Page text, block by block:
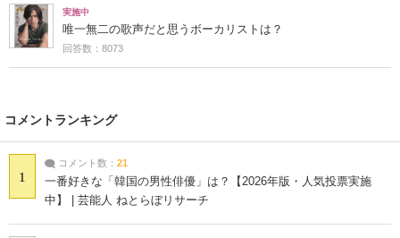
実施中
唯一無二の歌声だと思うボーカリストは？
回答数：8073
コメントランキング
1
コメント数： 21
一番好きな「韓国の男性俳優」は？【2026年版・人気投票実施
中】 | 芸能人 ねとらぼリサーチ